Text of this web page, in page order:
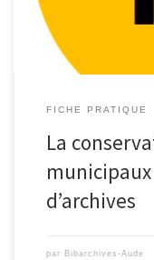
FICHE PRATIQUE
La
d’archives
par Bibarchives-Aude